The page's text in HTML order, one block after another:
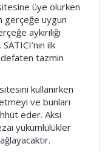
üye olurken
gerçeğe uygun
aykırılığı
ilk
tazmin
kullanırken
ve bunları
eder. Aksi
yükümlülükler